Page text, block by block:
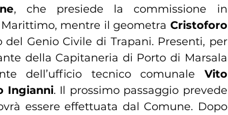
, che presiede la commissione in
mentre il geometra Cristoforo
Genio Civile di Trapani. Presenti, per
della Capitaneria di Porto di Marsala
dell’ufficio tecnico comunale Vito
Ingianni. Il prossimo passaggio prevede
essere effettuata dal Comune. Dopo